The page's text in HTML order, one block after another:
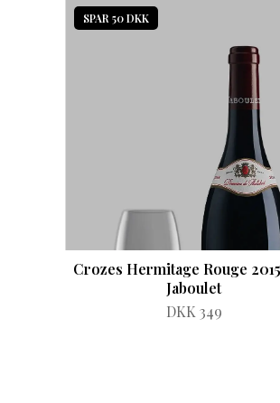
SPAR 50 DKK
Crozes Hermitage Rouge
Jaboulet
DKK 349